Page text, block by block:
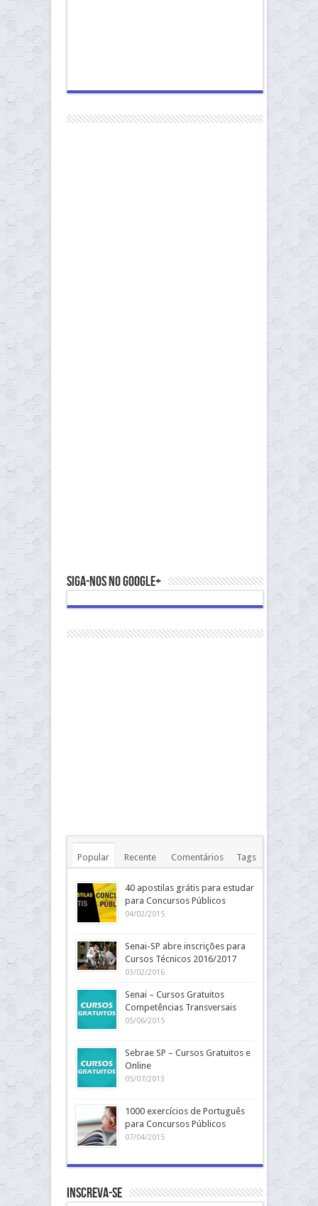
Siga-nos no Google+
Popular Recente Comentários Tags
40 apostilas grátis para estudar
para Concursos Públicos
04/02/2015
Senai-SP abre inscrições para
Cursos Técnicos 2016/2017
03/02/2016
Senai – Cursos Gratuitos
Competências Transversais
05/06/2015
Sebrae SP – Cursos Gratuitos e
Online
05/07/2013
1000 exercícios de Português
para Concursos Públicos
07/04/2015
Inscreva-se